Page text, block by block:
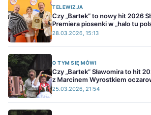
TELEWIZJA
Czy „Bartek” to nowy hit 2026
Premiera piosenki w „halo tu
28.03.2026, 15:13
O TYM SIĘ MÓWI
Czy „Bartek” Sławomira to hit
z Marcinem Wyrostkiem
25.03.2026, 21:54